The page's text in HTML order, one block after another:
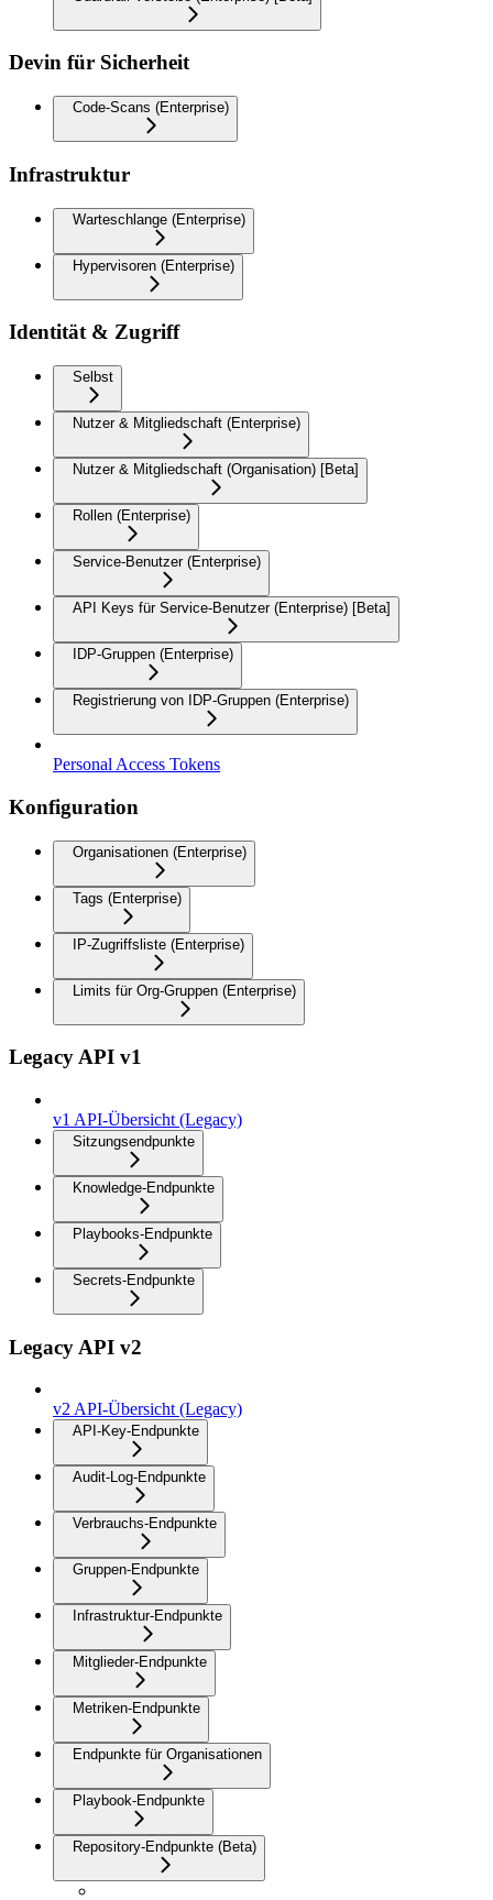
Devin für Sicherheit
Code-Scans (Enterprise)
Infrastruktur
Warteschlange (Enterprise)
Hypervisoren (Enterprise)
Identität & Zugriff
Selbst
Nutzer & Mitgliedschaft (Enterprise)
Nutzer & Mitgliedschaft (Organisation) [Beta]
Rollen (Enterprise)
Service-Benutzer (Enterprise)
API Keys für Service-Benutzer (Enterprise) [Beta]
IDP-Gruppen (Enterprise)
Registrierung von IDP-Gruppen (Enterprise)
Personal Access Tokens
Konfiguration
Organisationen (Enterprise)
Tags (Enterprise)
IP-Zugriffsliste (Enterprise)
Limits für Org-Gruppen (Enterprise)
Legacy API v1
v1 API-Übersicht (Legacy)
Sitzungsendpunkte
Knowledge-Endpunkte
Playbooks-Endpunkte
Secrets-Endpunkte
Legacy API v2
v2 API-Übersicht (Legacy)
API-Key-Endpunkte
Audit-Log-Endpunkte
Verbrauchs-Endpunkte
Gruppen-Endpunkte
Infrastruktur-Endpunkte
Mitglieder-Endpunkte
Metriken-Endpunkte
Endpunkte für Organisationen
Playbook-Endpunkte
Repository-Endpunkte (Beta)